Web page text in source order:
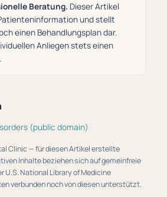
Beratung. Dieser Artikel
und stellt
einen Behandlungsplan dar.
Anliegen stets einen
(public domain)
Clinic — für diesen Artikel erstellte
Inhalte beziehen sich auf gemeinfreie
National Library of Medicine
verbunden noch von diesen unterstützt.